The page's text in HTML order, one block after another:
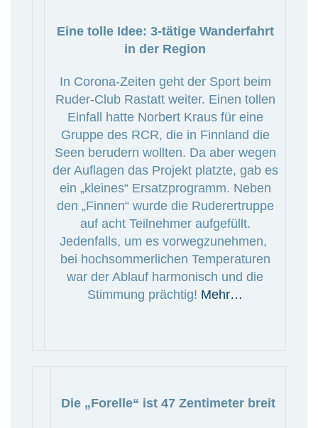
Eine tolle Idee: 3-tätige Wanderfahrt
in der Region
In Corona-Zeiten geht der Sport beim
Ruder-Club Rastatt weiter. Einen tollen
Einfall hatte Norbert Kraus für eine
Gruppe des RCR, die in Finnland die
Seen berudern wollten. Da aber wegen
der Auflagen das Projekt platzte, gab es
ein „kleines“ Ersatzprogramm. Neben
den „Finnen“ wurde die Ruderertruppe
auf acht Teilnehmer aufgefüllt.
Jedenfalls, um es vorwegzunehmen,
bei hochsommerlichen Temperaturen
war der Ablauf harmonisch und die
Stimmung prächtig! Mehr…
Die „Forelle“ ist 47 Zentimeter breit